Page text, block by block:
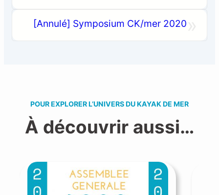
[Annulé] Symposium CK/mer 2020
POUR EXPLORER L’UNIVERS DU KAYAK DE MER
À découvrir aussi…